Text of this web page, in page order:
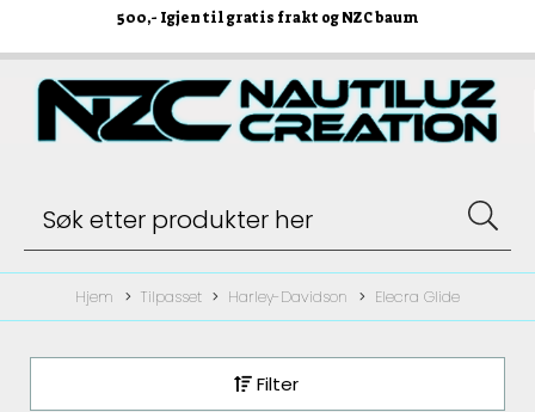
500,- Igjen til gratis frakt og NZC baum
Hjem Tilpasset Harley-Davidson Elecra Glide
Filter